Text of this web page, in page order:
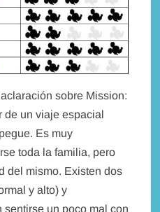
sobre Mission:
de un viaje espacial
Es muy
toda la familia, pero
del mismo. Existen dos
y alto) y
un poco mal con